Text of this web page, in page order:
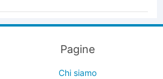
Pagine
Chi siamo